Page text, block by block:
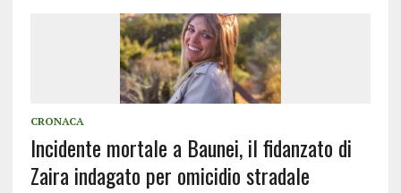
CRONACA
Incidente mortale a Baunei, il fidanzato di
Zaira indagato per omicidio stradale